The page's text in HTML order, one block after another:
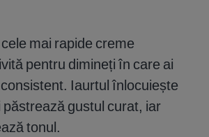
mai rapide creme
pentru dimineți în care ai
Iaurtul înlocuiește
păstrează gustul curat, iar
tonul.